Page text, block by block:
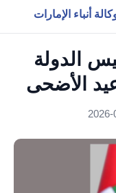
أنباء الإمارات
الدولة
الأضحى